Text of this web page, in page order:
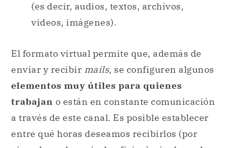
(es decir, audios, textos, archivos,
videos, imágenes).
El formato virtual permite que, además de
enviar y recibir mails, se configuren algunos
elementos muy útiles para quienes
trabajan o están en constante comunicación
a través de este canal. Es posible establecer
entre qué horas deseamos recibirlos (por